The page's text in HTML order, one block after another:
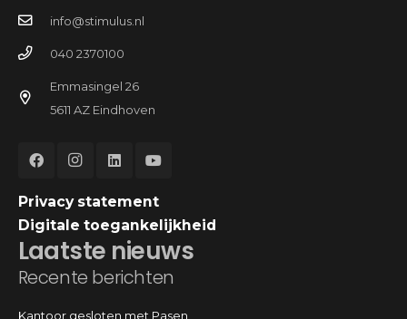
Laatste nieuws
Recente berichten
Kantoor gesloten met Pasen
info@stimulus.nl
040 2370100
Emmasingel 26
5611 AZ Eindhoven
Privacy statement
Digitale toegankelijkheid